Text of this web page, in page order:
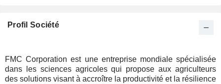
Profil Société
FMC Corporation est une entreprise mondiale spécialisée
dans les sciences agricoles qui propose aux agriculteurs
des solutions visant à accroître la productivité et la résilience